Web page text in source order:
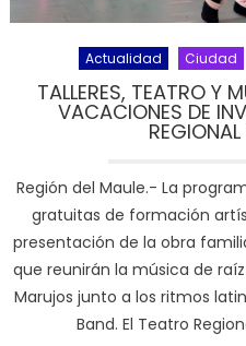
Actualidad Ciudad
TALLERES, TEATRO Y
VACACIONES DE
REGIONAL
Región del Maule.- La
gratuitas de formación
presentación de la obra
que reunirán la música de
Marujos junto a los ritmos
Band. El Teatro